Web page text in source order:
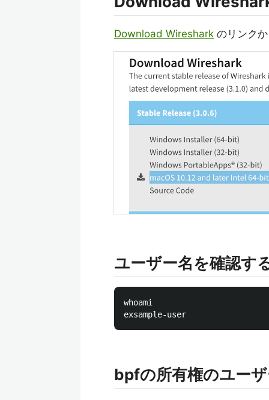
Download Wireshark のリンク
ユーザー名を確認す
whoami
bpfの所有権のユー